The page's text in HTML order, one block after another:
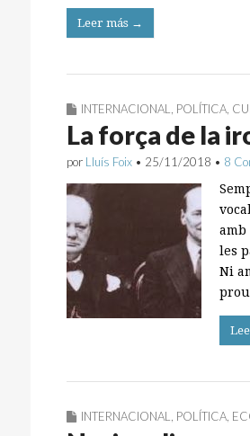
Leer más →
INTERNACIONAL, POLÍTICA,
La força de la
por Lluís Foix • 25/11/2018 • 8
les
Ni
INTERNACIONAL POLÍTICA